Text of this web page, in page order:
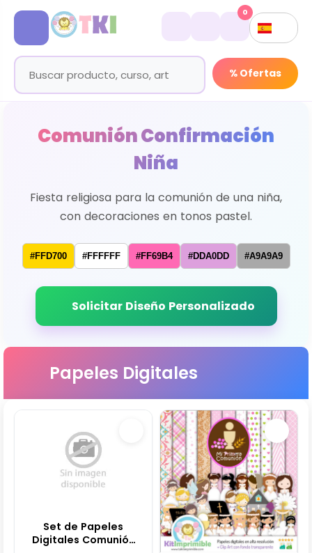
% Ofertas
0
Comunión Confirmación
Niña
Fiesta religiosa para la comunión de una niña,
con decoraciones en tonos pastel.
#FFD700 #FFFFFF #FF69B4 #DDA0DD #A9A9A9
Solicitar Diseño Personalizado
Papeles Digitales
Set de Papeles
Digitales Comunión